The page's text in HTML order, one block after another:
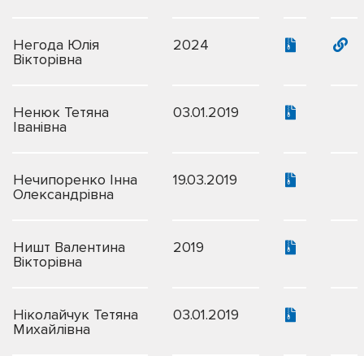
Негода Юлія
Вікторівна
2024
Ненюк Тетяна
Іванівна
03.01.2019
Нечипоренко Інна
Олександрівна
19.03.2019
Ништ Валентина
Вікторівна
2019
Ніколайчук Тетяна
Михайлівна
03.01.2019